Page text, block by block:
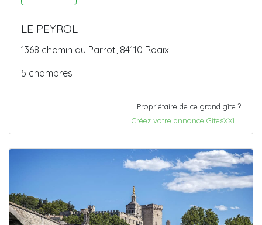
LE PEYROL
1368 chemin du Parrot, 84110 Roaix
5 chambres
Propriétaire de ce grand gîte ?
Créez votre annonce GitesXXL !